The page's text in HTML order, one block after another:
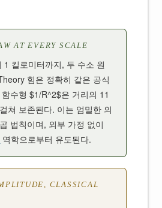
AT EVERY SCALE
1 킬로미터까지, 두 수소 원
힘은 정확히 같은 공식
수형 $1/R^2$은 거리의 11
쳐 보존된다. 이는 엄밀한 의
법칙이며, 외부 가정 없이
역학으로부터 유도된다.
CLASSICAL